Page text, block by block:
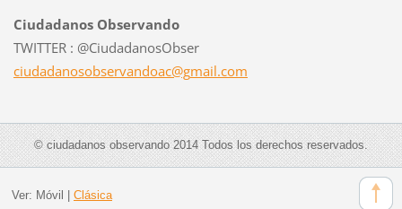
Ciudadanos Observando
TWITTER : @CiudadanosObser
ciudadanosobservandoac@gmail.com
© ciudadanos observando 2014 Todos los derechos reservados.
Ver: Móvil | Clásica